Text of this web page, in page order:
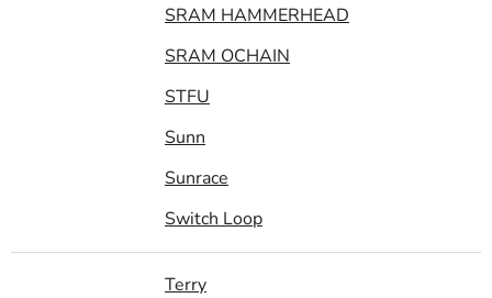
SRAM HAMMERHEAD
SRAM OCHAIN
STFU
Sunn
Sunrace
Switch Loop
Terry